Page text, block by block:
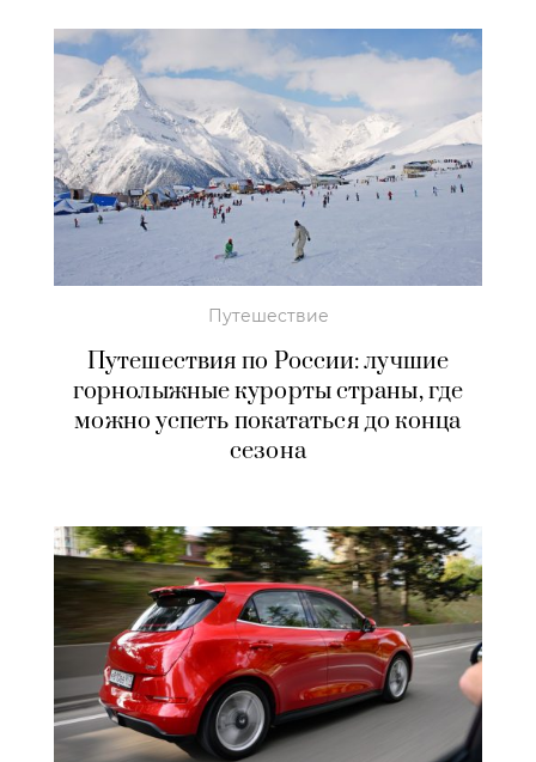
Путешествие
Путешествия по России: лучшие
горнолыжные курорты страны, где
можно успеть покататься до конца
сезона